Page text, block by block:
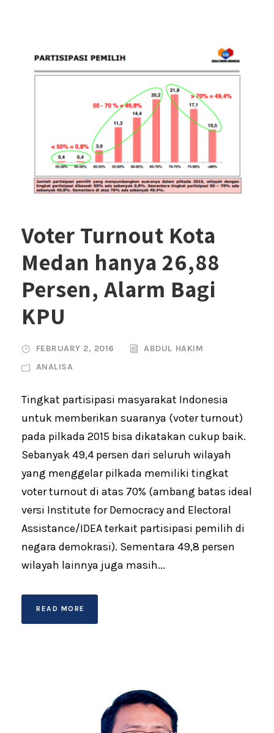
Voter Turnout Kota
Medan hanya 26,88
Persen, Alarm Bagi
KPU
FEBRUARY 2, 2016
ABDUL HAKIM
ANALISA
Tingkat partisipasi masyarakat Indonesia
untuk memberikan suaranya (voter turnout)
pada pilkada 2015 bisa dikatakan cukup baik.
Sebanyak 49,4 persen dari seluruh wilayah
yang menggelar pilkada memiliki tingkat
voter turnout di atas 70% (ambang batas ideal
versi Institute for Democracy and Electoral
Assistance/IDEA terkait partisipasi pemilih di
negara demokrasi). Sementara 49,8 persen
wilayah lainnya juga masih...
READ MORE